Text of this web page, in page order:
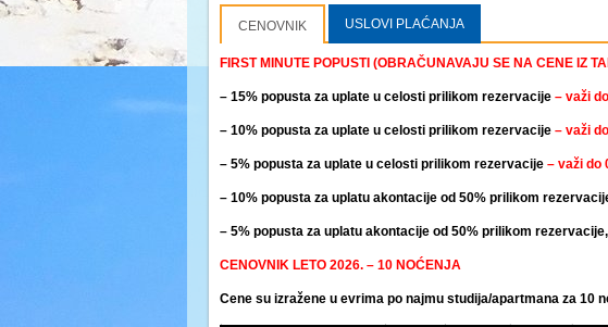
CENOVNIK USLOVI PLAĆANJA
FIRST MINUTE POPUSTI (OBRAČUNAVAJU SE NA CENE IZ
– 15% popusta za uplate u celosti prilikom rezervacije – važi
– 10% popusta za uplate u celosti prilikom rezervacije – važi
– 5% popusta za uplate u celosti prilikom rezervacije – važi do
– 10% popusta za uplatu akontacije od 50% prilikom
– 5% popusta za uplatu akontacije od 50% prilikom
CENOVNIK LETO 2026. – 10 NOĆENJA
Cene su izražene u evrima po najmu studija/apartmana za 10